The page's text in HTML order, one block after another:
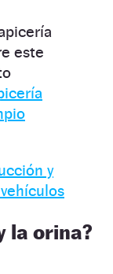
este
y
la orina?